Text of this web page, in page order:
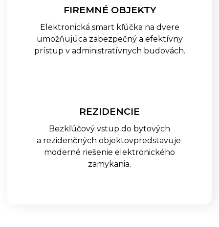
KATALÓG
SALTO KONFIGURÁTOR
FIREMNÉ OBJEKTY
Elektronická smart kľúčka na dvere
umožňujúca zabezpečný a efektívny
prístup v administratívnych budovách.
REZIDENCIE
Bezkľúčový vstup do bytových
a rezidenčných objektovpredstavuje
moderné riešenie elektronického
zamykania.